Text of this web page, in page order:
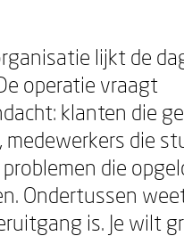
lijkt de
operatie vraagt
klanten die
die
die
Ondertussen
is. Je wilt